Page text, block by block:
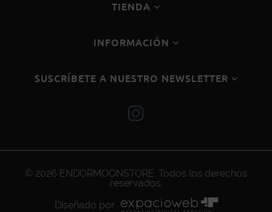
TIENDA
INFORMACIÓN
SUSCRÍBETE A NUESTRO NEWSLETTER
© 2026 ENDORMOONSTORE. Todos los derechos
reservados.
Diseñado por